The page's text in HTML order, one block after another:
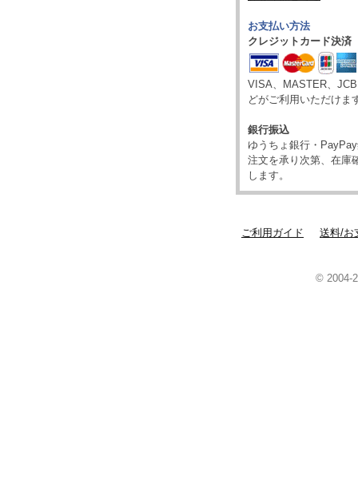
お支払い方法
クレジットカード決済
VISA、MASTER、
どがご利用いただけま
銀行振込
ゆうちょ銀行・
注文を承り次第、在庫
します。
ご利用ガイド 送料/お
© 2004-